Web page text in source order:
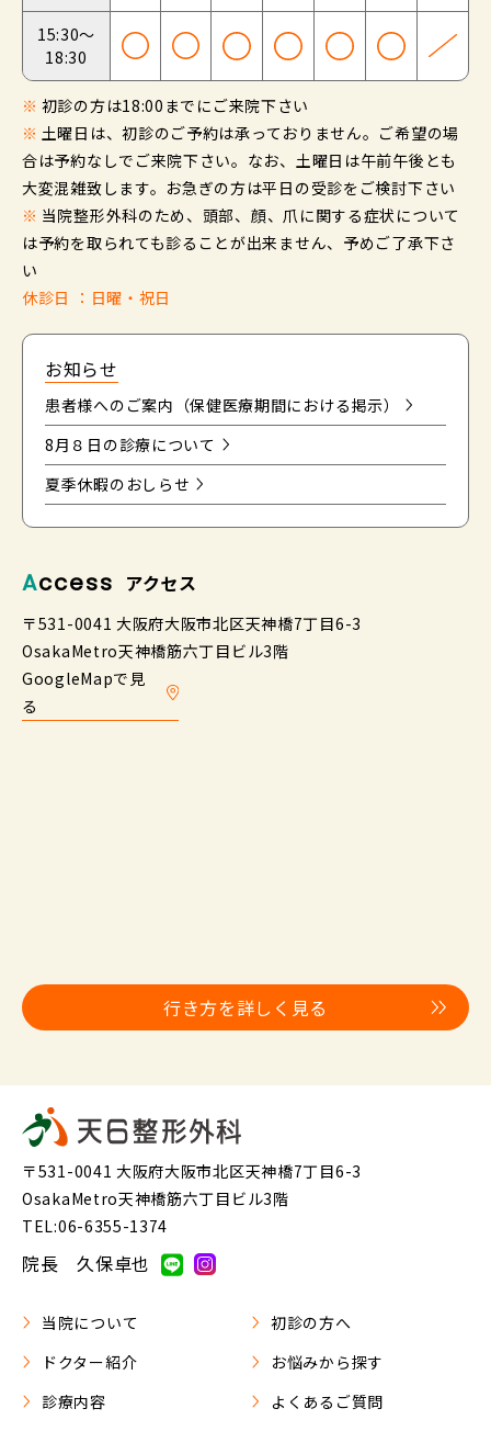
Access アクセス
〒531-0041 大阪府大阪市北区天神橋7丁目6-3
OsakaMetro天神橋筋六丁目ビル3階
GoogleMapで見
る
行き方を詳しく見る
15:30～
18:30
※ 初診の方は18:00までにご来院下さい
※ 土曜日は、初診のご予約は承っておりません。ご希望の場
合は予約なしでご来院下さい。なお、土曜日は午前午後とも
大変混雑致します。お急ぎの方は平日の受診をご検討下さい
※ 当院整形外科のため、頭部、顔、爪に関する症状について
は予約を取られても診ることが出来ません、予めご了承下さ
い
休診日 ：日曜・祝日
お知らせ
患者様へのご案内（保健医療期間における掲示）
8月８日の診療について
夏季休暇のおしらせ
〒531-0041 大阪府大阪市北区天神橋7丁目6-3
OsakaMetro天神橋筋六丁目ビル3階
TEL:06-6355-1374
院長 久保卓也
当院について
初診の方へ
ドクター紹介
お悩みから探す
診療内容
よくあるご質問